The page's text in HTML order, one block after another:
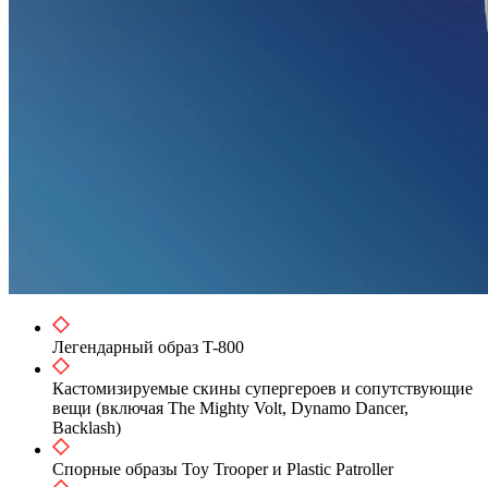
Легендарный образ T-800
Кастомизируемые скины супергероев и сопутствующие
вещи (включая The Mighty Volt, Dynamo Dancer,
Backlash)
Спорные образы Toy Trooper и Plastic Patroller